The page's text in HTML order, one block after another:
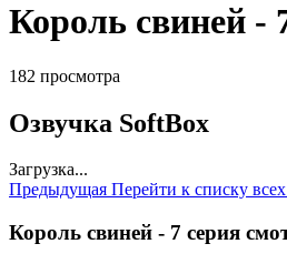
Король свиней -
182 просмотра
Озвучка SoftBox
Загрузка...
Предыдущая Перейти к списку
Король свиней - 7 серия